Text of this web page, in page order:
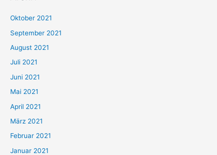
n
n
a
c
h
:
Oktober 2021
September 2021
August 2021
Juli 2021
Juni 2021
Mai 2021
April 2021
März 2021
Februar 2021
Januar 2021